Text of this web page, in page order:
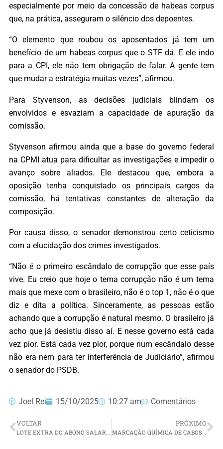
especialmente por meio da concessão de habeas corpus
que, na prática, asseguram o silêncio dos depoentes.
“O elemento que roubou os aposentados já tem um
benefício de um habeas corpus que o STF dá. E ele indo
para a CPI, ele não tem obrigação de falar. A gente tem
que mudar a estratégia muitas vezes”, afirmou.
Para Styvenson, as decisões judiciais blindam os
envolvidos e esvaziam a capacidade de apuração da
comissão.
Styvenson afirmou ainda que a base do governo federal
na CPMI atua para dificultar as investigações e impedir o
avanço sobre aliados. Ele destacou que, embora a
oposição tenha conquistado os principais cargos da
comissão, há tentativas constantes de alteração da
composição.
Por causa disso, o senador demonstrou certo ceticismo
com a elucidação dos crimes investigados.
“Não é o primeiro escândalo de corrupção que esse país
vive. Eu creio que hoje o tema corrupção não é um tema
mais que mexe com o brasileiro, não é o top 1, não é o que
diz e dita a política. Sinceramente, as pessoas estão
achando que a corrupção é natural mesmo. O brasileiro já
acho que já desistiu disso aí. E nesse governo está cada
vez pior. Está cada vez pior, porque num escândalo desse
não era nem para ter interferência de Judiciário”, afirmou
o senador do PSDB.
Joel Rei 15/10/2025 10:27 am Comentários
VOLTAR PRÓXIMO